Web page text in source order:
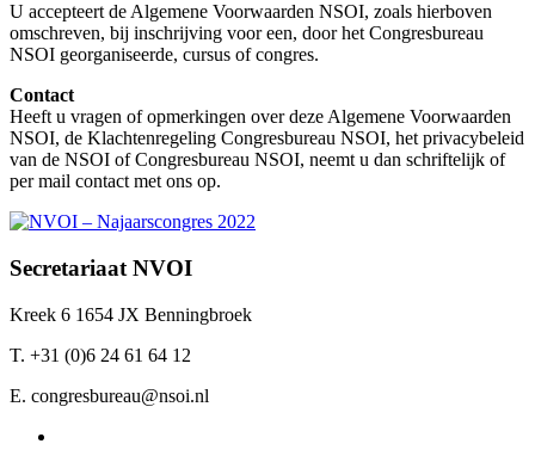
U accepteert de Algemene Voorwaarden NSOI, zoals hierboven
omschreven, bij inschrijving voor een, door het Congresbureau
NSOI georganiseerde, cursus of congres.
Contact
Heeft u vragen of opmerkingen over deze Algemene Voorwaarden
NSOI, de Klachtenregeling Congresbureau NSOI, het privacybeleid
van de NSOI of Congresbureau NSOI, neemt u dan schriftelijk of
per mail contact met ons op.
Secretariaat NVOI
Kreek 6 1654 JX Benningbroek
T. +31 (0)6 24 61 64 12
E. congresbureau@nsoi.nl